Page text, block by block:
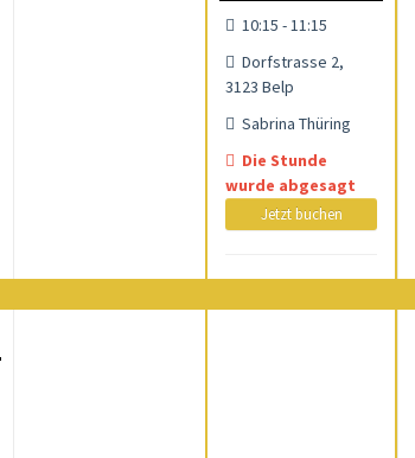
10:15 - 11:15
Dorfstrasse 2,
3123 Belp
Sabrina Thüring
Die Stunde
wurde abgesagt
Jetzt buchen